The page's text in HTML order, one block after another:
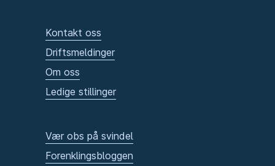
Kontakt oss
Driftsmeldinger
Om oss
Ledige stillinger
Vær obs på svindel
Forenklingsbloggen